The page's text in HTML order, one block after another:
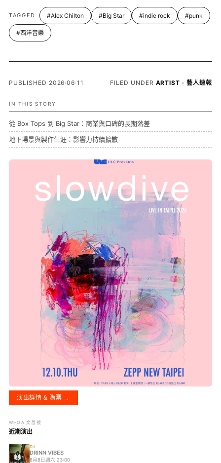
TAGGED #Alex Chilton #Big Star #indie rock #punk
#西洋音樂
PUBLISHED 2026·06·11 FILED UNDER ARTIST · 藝人速報
IN THIS STORY
從 Box Tops 到 Big Star：商業與口碑的長期落差
地下場景與製作生涯：影響力持續擴散
演出詳情 & 購票 →
WHOA 文昌號
近期演出
DJ
DRINN VIBES
8月8日週六 23:00